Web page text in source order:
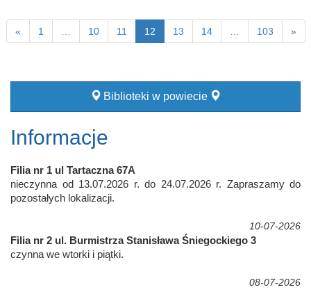
« 1 10 11 12 13 14 103 »
Biblioteki w powiecie
Informacje
Filia nr 1 ul Tartaczna 67A
nieczynna od 13.07.2026 r. do 24.07.2026 r. Zapraszamy do
pozostałych lokalizacji.
10-07-2026
Filia nr 2 ul. Burmistrza Stanisława Śniegockiego 3
czynna we wtorki i piątki.
08-07-2026